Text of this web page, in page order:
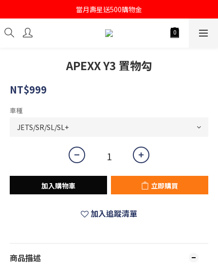
註冊會員即送購物金100
當月壽星送500購物金
註冊會員即送購物金100
APEXX Y3 置物勾
NT$999
車種
加入購物車 立即購買
加入追蹤清單
商品描述